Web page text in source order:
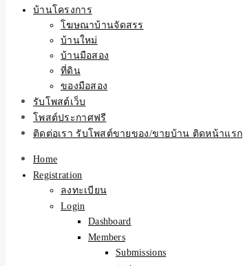
บ้านโครงการ
โฆษณาบ้านจัดสรร
บ้านใหม่
บ้านมือสอง
ที่ดิน
ของมือสอง
รับโพสต์เว็บ
โพสต์ประกาศฟรี
ติดต่อเรา รับโพสต์ขายของ/ขายบ้าน ติดหน้าแรก
Home
Registration
ลงทะเบียน
Login
Dashboard
Members
Submissions